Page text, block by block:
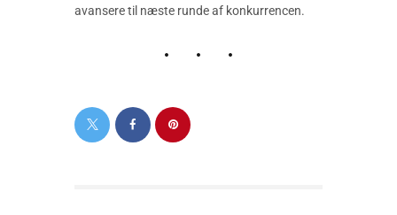
avansere til næste runde af konkurrencen.